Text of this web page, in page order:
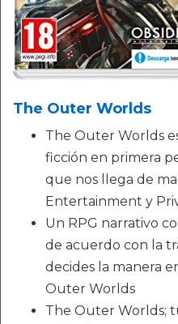
The Outer Worlds
The Outer Worlds
ficción en primera
que nos llega de
Entertainment y
Un RPG narrativo
de acuerdo con la
decides la manera
Outer Worlds
The Outer Worlds;